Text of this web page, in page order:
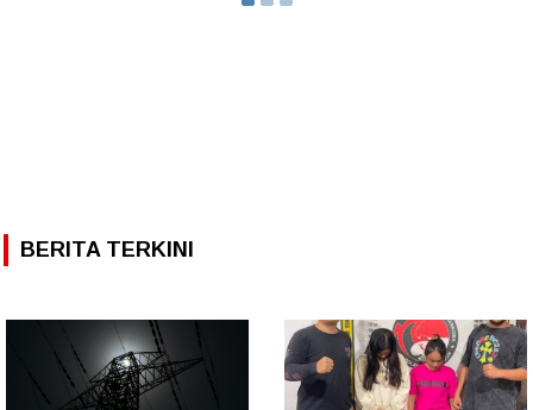
BERITA TERKINI